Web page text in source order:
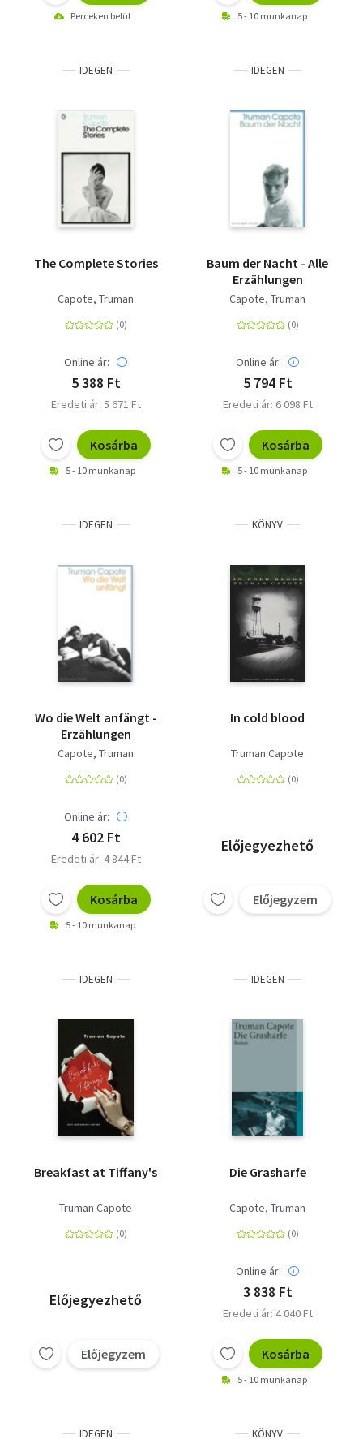
Perceken belül 5 - 10 munkanap
IDEGEN
The Complete Stories
Capote, Truman
Online ár:
5 388 Ft
Eredeti ár: 5 671 Ft
Kosárba
5 - 10 munkanap
IDEGEN
Baum der Nacht - Alle
Erzählungen
Capote, Truman
Online ár:
5 794 Ft
Eredeti ár: 6 098 Ft
Kosárba
5 - 10 munkanap
IDEGEN
Wo die Welt anfängt -
Erzählungen
Capote, Truman
Online ár:
4 602 Ft
Eredeti ár: 4 844 Ft
Kosárba
5 - 10 munkanap
KÖNYV
In cold blood
Truman Capote
Előjegyezhető
Előjegyzem
IDEGEN
Breakfast at Tiffany's
Truman Capote
Előjegyezhető
Előjegyzem
IDEGEN
Die Grasharfe
Capote, Truman
Online ár:
3 838 Ft
Eredeti ár: 4 040 Ft
Kosárba
5 - 10 munkanap
IDEGEN KÖNYV